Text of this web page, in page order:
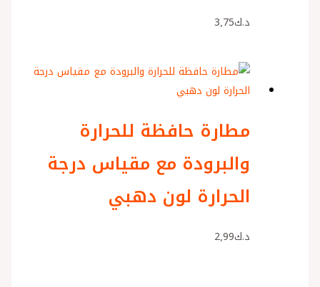
د.ك3٫75
مطارة حافظة للحرارة
والبرودة مع مقياس درجة
الحرارة لون دهبي
د.ك2٫99